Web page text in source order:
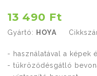
13 490 Ft
Gyártó: HOYA
- használatával a képek
- tükröződésgátló